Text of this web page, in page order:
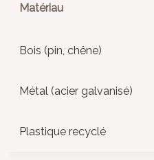
Matériau
Bois (pin, chêne)
Métal (acier galvanisé)
Plastique recyclé